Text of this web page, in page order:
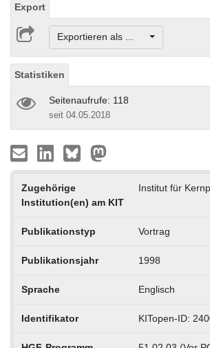
Export
Exportieren als ...
Statistiken
Seitenaufrufe: 118
seit 04.05.2018
Zugehörige
Institution(en) am KIT
Institut für
Publikationstyp Vortrag
Publikationsjahr 1998
Sprache Englisch
Identifikator KITopen-ID: